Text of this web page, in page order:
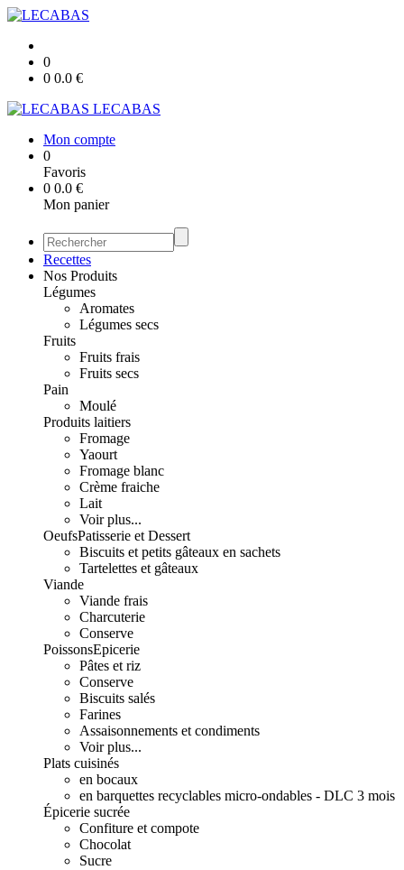
0
0 0.0 €
LECABAS
Mon compte
0
Favoris
0 0.0 €
Mon panier
Recettes
Nos Produits
Légumes
Aromates
Légumes secs
Fruits
Fruits frais
Fruits secs
Pain
Moulé
Produits laitiers
Fromage
Yaourt
Fromage blanc
Crème fraiche
Lait
Voir plus...
OeufsPatisserie et Dessert
Biscuits et petits gâteaux en sachets
Tartelettes et gâteaux
Viande
Viande frais
Charcuterie
Conserve
PoissonsEpicerie
Pâtes et riz
Conserve
Biscuits salés
Farines
Assaisonnements et condiments
Voir plus...
Plats cuisinés
en bocaux
en barquettes recyclables micro-ondables - DLC 3 mois
Épicerie sucrée
Confiture et compote
Chocolat
Sucre